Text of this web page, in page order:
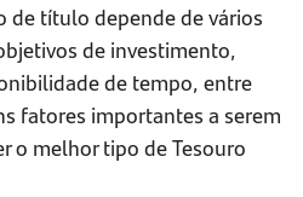
de título depende de vários
de investimento,
de tempo, entre
fatores importantes a serem
o melhor tipo de Tesouro